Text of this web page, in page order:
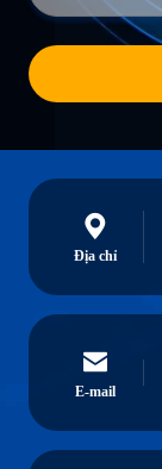
Địa chỉ
E-mail